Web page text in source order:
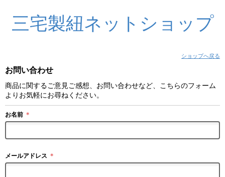
三宅製紐ネットショップ
ショップへ戻る
お問い合わせ
商品に関するご意見ご感想、お問い合わせなど、こちらのフォーム
よりお気軽にお尋ねください。
お名前 ＊
メールアドレス ＊